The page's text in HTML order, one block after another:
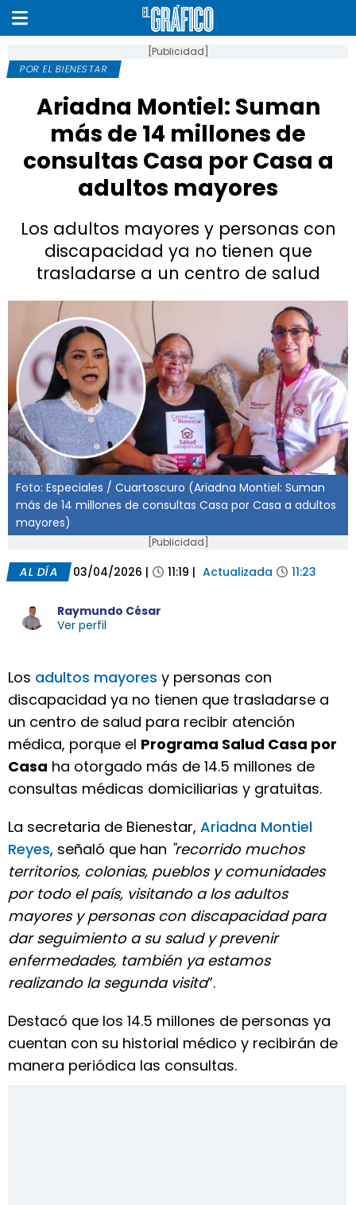
[Publicidad]
POR EL BIENESTAR
Ariadna Montiel: Suman
más de 14 millones de
consultas Casa por Casa a
adultos mayores
Los adultos mayores y personas con
discapacidad ya no tienen que
trasladarse a un centro de salud
Foto: Especiales / Cuartoscuro (Ariadna Montiel: Suman
más de 14 millones de consultas Casa por Casa a adultos
mayores)
[Publicidad]
AL DÍA 03/04/2026 | 11:19 | Actualizada 11:23
Raymundo César
Ver perfil
Los adultos mayores y personas con
discapacidad ya no tienen que trasladarse a
un centro de salud para recibir atención
médica, porque el Programa Salud Casa por
Casa ha otorgado más de 14.5 millones de
consultas médicas domiciliarias y gratuitas.
La secretaria de Bienestar, Ariadna Montiel
Reyes, señaló que han "recorrido muchos
territorios, colonias, pueblos y comunidades
por todo el país, visitando a los adultos
mayores y personas con discapacidad para
dar seguimiento a su salud y prevenir
enfermedades, también ya estamos
realizando la segunda visita”.
Destacó que los 14.5 millones de personas ya
cuentan con su historial médico y recibirán de
manera periódica las consultas.